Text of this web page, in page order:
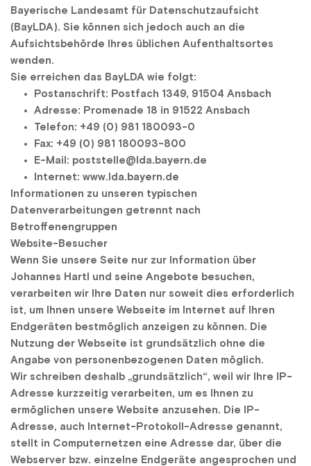
Bayerische Landesamt für Datenschutzaufsicht
(BayLDA). Sie können sich jedoch auch an die
Aufsichtsbehörde Ihres üblichen Aufenthaltsortes
wenden.
Sie erreichen das BayLDA wie folgt:
Postanschrift: Postfach 1349, 91504 Ansbach
Adresse: Promenade 18 in 91522 Ansbach
Telefon: +49 (0) 981 180093-0
Fax: +49 (0) 981 180093-800
E-Mail: poststelle@lda.bayern.de
Internet: www.lda.bayern.de
Informationen zu unseren typischen
Datenverarbeitungen getrennt nach
Betroffenengruppen
Website-Besucher
Wenn Sie unsere Seite nur zur Information über
Johannes Hartl und seine Angebote besuchen,
verarbeiten wir Ihre Daten nur soweit dies erforderlich
ist, um Ihnen unsere Webseite im Internet auf Ihren
Endgeräten bestmöglich anzeigen zu können. Die
Nutzung der Webseite ist grundsätzlich ohne die
Angabe von personenbezogenen Daten möglich.
Wir schreiben deshalb „grundsätzlich“, weil wir Ihre IP-
Adresse kurzzeitig verarbeiten, um es Ihnen zu
ermöglichen unsere Website anzusehen. Die IP-
Adresse, auch Internet-Protokoll-Adresse genannt,
stellt in Computernetzen eine Adresse dar, über die
Webserver bzw. einzelne Endgeräte angesprochen und